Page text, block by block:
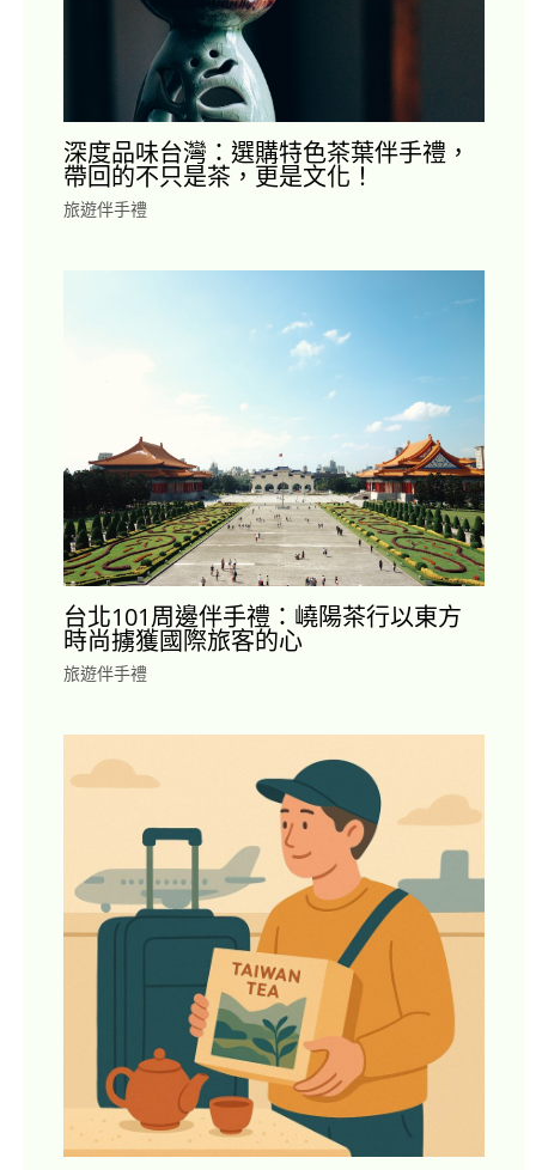
深度品味台灣：選購特色茶葉伴手禮，
帶回的不只是茶，更是文化！
旅遊伴手禮
台北101周邊伴手禮：嶢陽茶行以東方
時尚擄獲國際旅客的心
旅遊伴手禮